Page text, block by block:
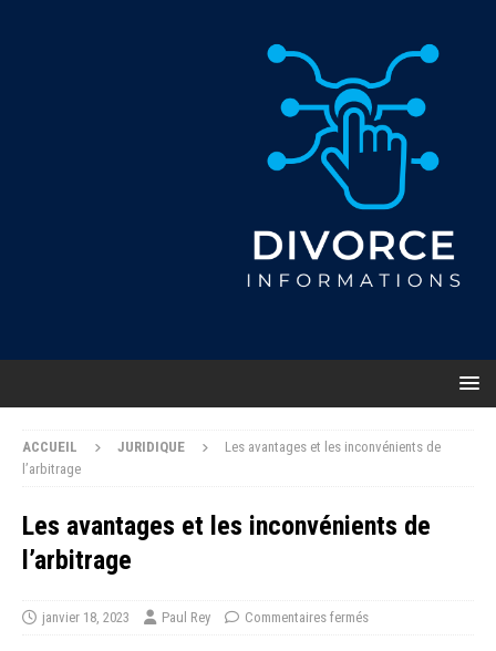
ACCUEIL JURIDIQUE
Les avantages et les inconvénients de
l’arbitrage
Les avantages et les inconvénients de
l’arbitrage
janvier 18, 2023 Paul Rey Commentaires fermés